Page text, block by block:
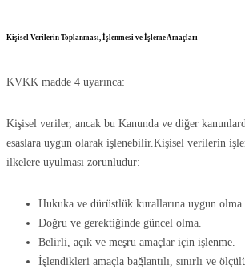
Kişisel Verilerin Toplanması, İşlenmesi ve İşleme Amaçları
KVKK madde 4 uyarınca:
Kişisel veriler, ancak bu Kanunda ve diğer
esaslara uygun olarak işlenebilir.Kişisel verilerin
ilkelere uyulması zorunludur:
Hukuka ve dürüstlük kurallarına uygun olma.
Doğru ve gerektiğinde güncel olma.
Belirli, açık ve meşru amaçlar için işlenme.
İşlendikleri amaçla bağlantılı, sınırlı ve